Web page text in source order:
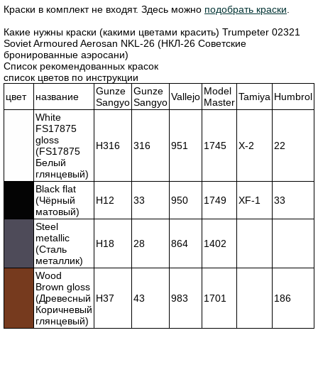
Краски в комплект не входят. Здесь можно подобрать краски
Какие нужны краски (какими цветами красить) Trumpeter 02321
Soviet Armoured Aerosan NKL-26 (НКЛ-26 Советские
бронированные аэросани)
Список рекомендованных красок
список цветов по инструкции
цвет
название
Gunze
Sangyo
Gunze
Sangyo Vallejo Model
Master Tamiya Humbrol
White
FS17875
gloss
(FS17875
Белый
глянцевый)
H316 316 951 1745 X-2 22
Black flat
(Чёрный
матовый)
H12 33 950 1749 XF-1 33
Steel
metallic
(Сталь
металлик)
H18 28 864 1402
Wood
Brown gloss
(Древесный
Коричневый
глянцевый)
H37 43 983 1701 186